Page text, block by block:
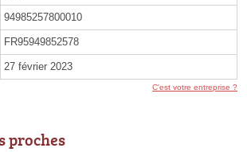
94985257800010
FR95949852578
27 février 2023
C'est votre entreprise ?
proches